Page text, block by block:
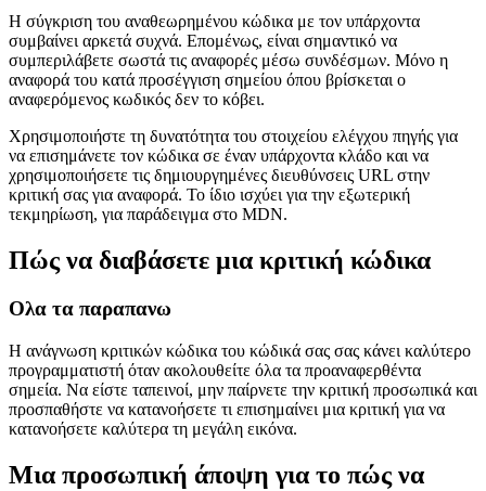
Χρησιμοποιήστε συνδέσμους για αναφορές
Η σύγκριση του αναθεωρημένου κώδικα με τον υπάρχοντα
συμβαίνει αρκετά συχνά. Επομένως, είναι σημαντικό να
συμπεριλάβετε σωστά τις αναφορές μέσω συνδέσμων. Μόνο η
αναφορά του κατά προσέγγιση σημείου όπου βρίσκεται ο
αναφερόμενος κωδικός δεν το κόβει.
Χρησιμοποιήστε τη δυνατότητα του στοιχείου ελέγχου πηγής για
να επισημάνετε τον κώδικα σε έναν υπάρχοντα κλάδο και να
χρησιμοποιήσετε τις δημιουργημένες διευθύνσεις URL στην
κριτική σας για αναφορά. Το ίδιο ισχύει για την εξωτερική
τεκμηρίωση, για παράδειγμα στο MDN.
Πώς να διαβάσετε μια κριτική κώδικα
Ολα τα παραπανω
Η ανάγνωση κριτικών κώδικα του κώδικά σας σας κάνει καλύτερο
προγραμματιστή όταν ακολουθείτε όλα τα προαναφερθέντα
σημεία. Να είστε ταπεινοί, μην παίρνετε την κριτική προσωπικά και
προσπαθήστε να κατανοήσετε τι επισημαίνει μια κριτική για να
κατανοήσετε καλύτερα τη μεγάλη εικόνα.